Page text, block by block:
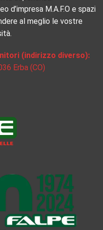
d’impresa M.A.F.O e spazi
al meglio le vostre
(indirizzo diverso):
Erba (CO)